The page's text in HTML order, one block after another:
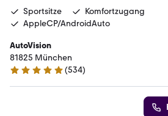
Sportsitze
Komfortzugang
AppleCP/AndroidAuto
AutoVision
81825 München
4.9 Sterne
(534)